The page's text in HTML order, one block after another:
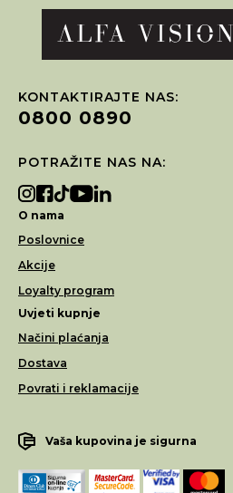
KONTAKTIRAJTE NAS:
0800 0890
POTRAŽITE NAS NA:
O nama
Poslovnice
Akcije
Loyalty program
Uvjeti kupnje
Načini plaćanja
Dostava
Povrati i reklamacije
Vaša kupovina je sigurna